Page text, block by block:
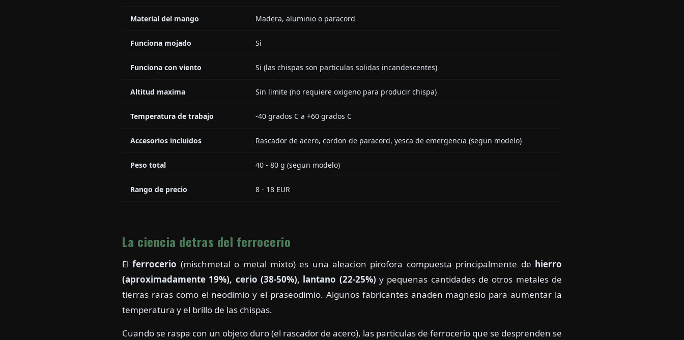
Material del mango Madera, aluminio o paracord
Funciona mojado Si
Funciona con viento Si (las chispas son particulas solidas incandescentes)
Altitud maxima Sin limite (no requiere oxigeno para producir chispa)
Temperatura de trabajo -40 grados C a +60 grados C
Accesorios incluidos Rascador de acero, cordon de paracord, yesca de emergencia (segun modelo)
Peso total 40 - 80 g (segun modelo)
Rango de precio 8 - 18 EUR
La ciencia detras del ferrocerio
Elferrocerio (mischmetal o metal mixto) es una aleacion pirofora compuesta principalmente de hierro
(aproximadamente 19%), cerio (38-50%), lantano (22-25%) y pequenas cantidades de otros metales de
tierras raras como el neodimio y el praseodimio. Algunos fabricantes anaden magnesio para aumentar la
temperatura y el brillo de las chispas.
Cuando se raspa con un objeto duro (el rascador de acero), las particulas de ferrocerio que se desprenden se